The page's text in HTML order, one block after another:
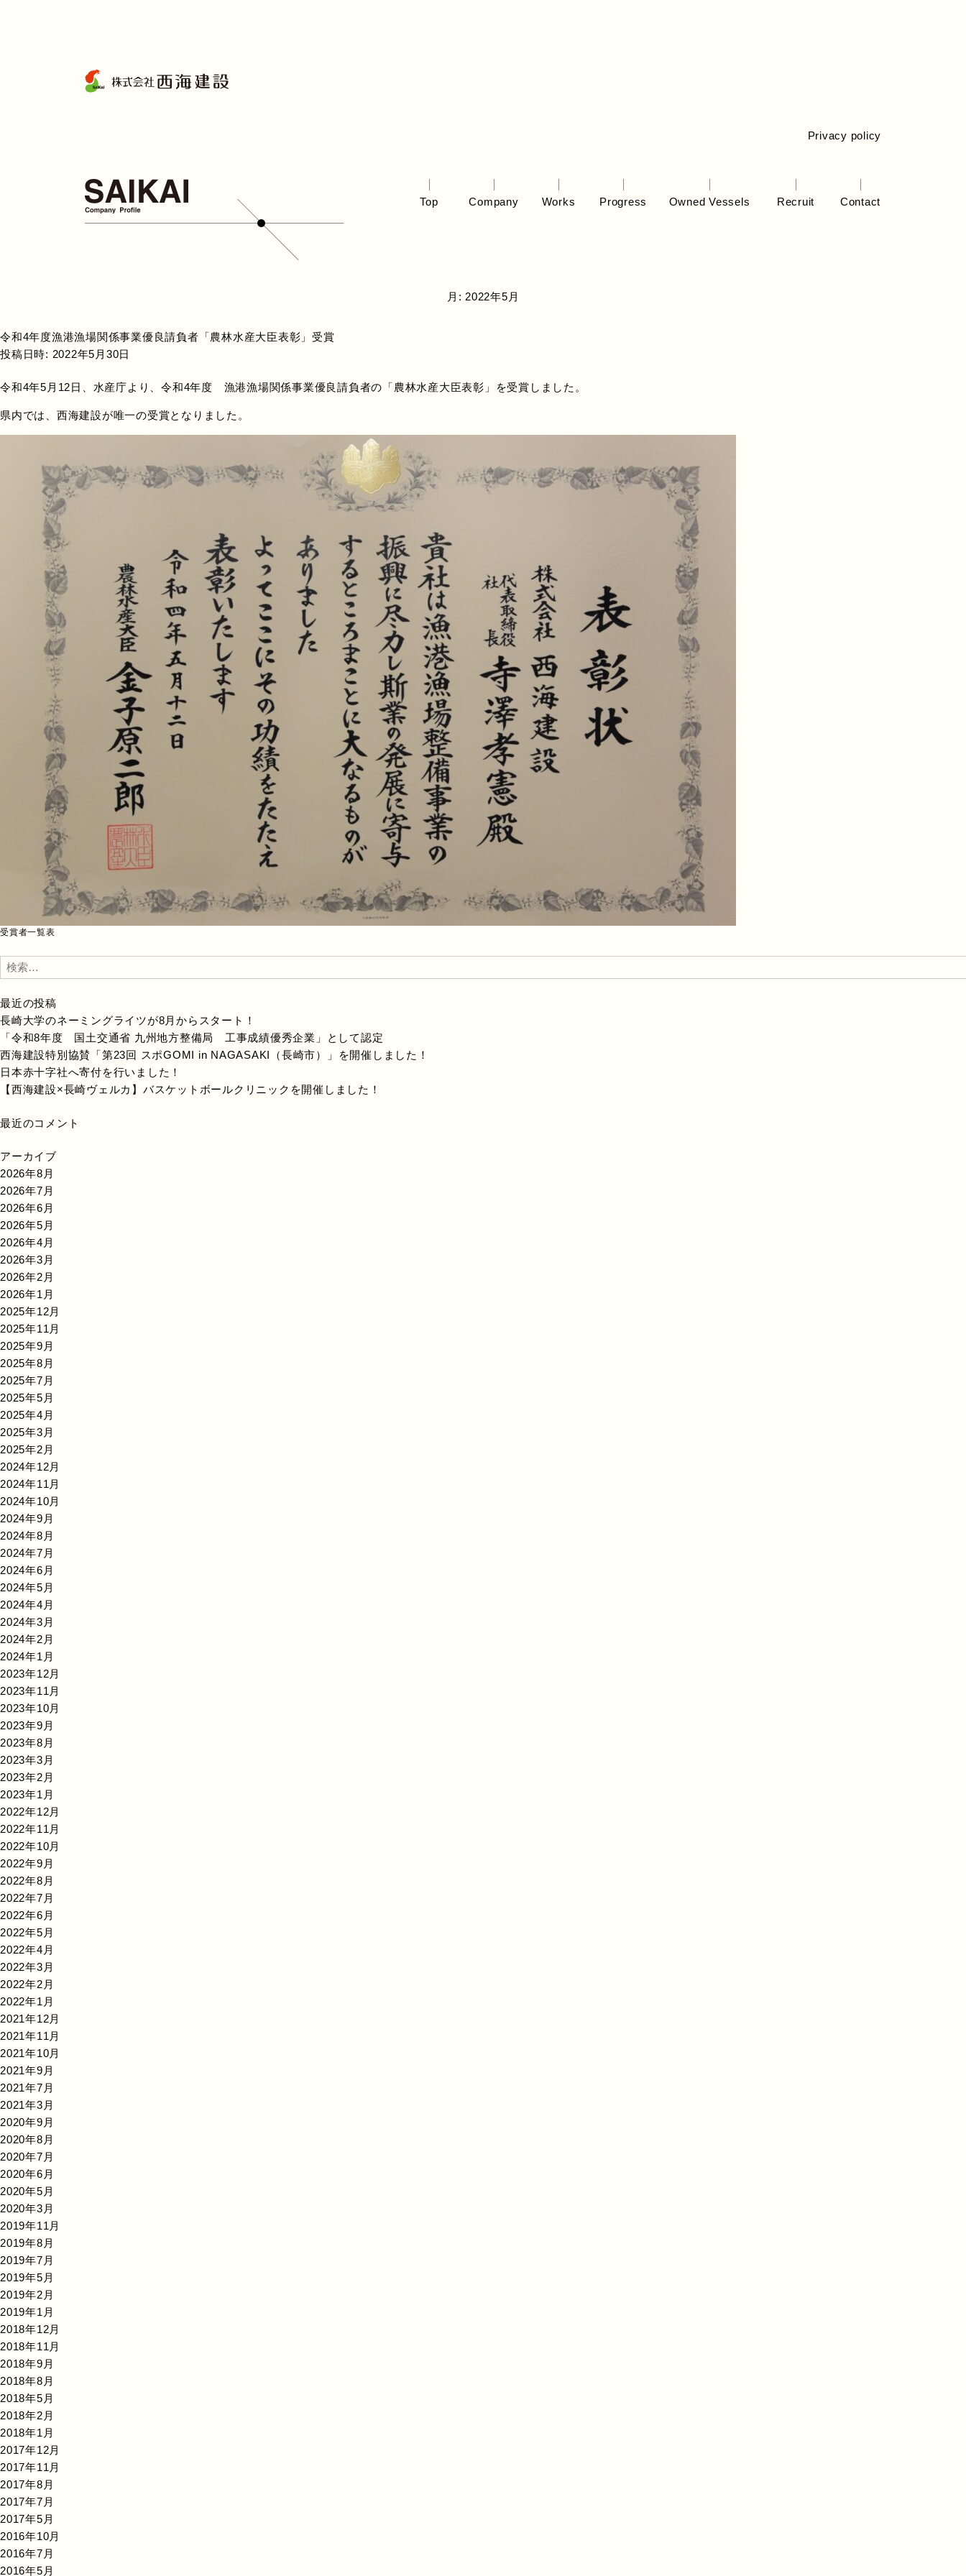
Privacy policy
Top Company Works Progress Owned Vessels Recruit Contact
月: 2022年5月
令和4年度漁港漁場関係事業優良請負者「農林水産大臣表彰」受賞
投稿日時: 2022年5月30日
令和4年5月12日、水産庁より、令和4年度 漁港漁場関係事業優良請負者の「農林水産大臣表彰」を受賞しました。
県内では、西海建設が唯一の受賞となりました。
受賞者一覧表
検
索:
最近の投稿
長崎大学のネーミングライツが8月からスタート！
「令和8年度 国土交通省 九州地方整備局 工事成績優秀企業」として認定
西海建設特別協賛「第23回 スポGOMI in NAGASAKI（長崎市）」を開催しました！
日本赤十字社へ寄付を行いました！
【西海建設×長崎ヴェルカ】バスケットボールクリニックを開催しました！
最近のコメント
アーカイブ
2026年8月
2026年7月
2026年6月
2026年5月
2026年4月
2026年3月
2026年2月
2026年1月
2025年12月
2025年11月
2025年9月
2025年8月
2025年7月
2025年5月
2025年4月
2025年3月
2025年2月
2024年12月
2024年11月
2024年10月
2024年9月
2024年8月
2024年7月
2024年6月
2024年5月
2024年4月
2024年3月
2024年2月
2024年1月
2023年12月
2023年11月
2023年10月
2023年9月
2023年8月
2023年3月
2023年2月
2023年1月
2022年12月
2022年11月
2022年10月
2022年9月
2022年8月
2022年7月
2022年6月
2022年5月
2022年4月
2022年3月
2022年2月
2022年1月
2021年12月
2021年11月
2021年10月
2021年9月
2021年7月
2021年3月
2020年9月
2020年8月
2020年7月
2020年6月
2020年5月
2020年3月
2019年11月
2019年8月
2019年7月
2019年5月
2019年2月
2019年1月
2018年12月
2018年11月
2018年9月
2018年8月
2018年5月
2018年2月
2018年1月
2017年12月
2017年11月
2017年8月
2017年7月
2017年5月
2016年10月
2016年7月
2016年5月